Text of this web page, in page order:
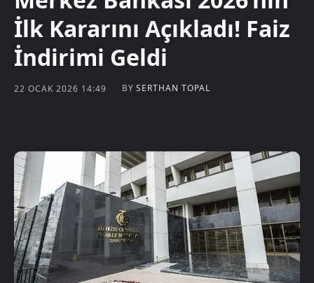
İlk Kararını Açıkladı! Faiz
İndirimi Geldi
22 OCAK 2026 14:49 BY SERTHAN TOPAL